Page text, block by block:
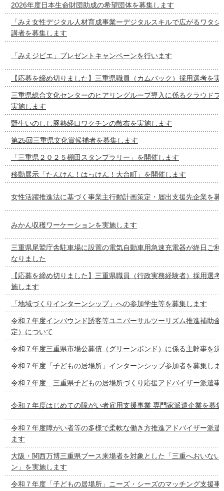
2026年度日本生命財団助成の希望団体を募集します
「みえ女性デジタル人材育成事業ーデジタルスキルで広がるワタ
講者を募集します
「みえジビエ」プレゼントキャンペーンを行います
【応募を締め切りました】三重県職員（カムバック）採用選考を実
三重県総合文化センターのヒアリングループ導入に係るクラウドフ
実施します
野生いのしし豚熱経口ワクチンの散布を実施します
第25回三重県文化賞候補者を募集します
「三重県２０２５棚田スタンプラリー」を開催します
移動展示「たんけん！はっけん！大台町」を開催します
女性活躍推進法に基づく事業主行動計画策定・届出支援先企業を募
みかん収穫ワーケーションを実施します
三重県尾鷲庁舎駐車場に設置の電気自動車用急速充電器が終日ご利
なりました
【応募を締め切りました】三重県職員（行政実務経験者）採用選
施します
「地域づくりインターンシップ」への参加学生等を募集します
令和７年度インバウンド誘客等ユニバーサルツーリズム推進補助金
定）について
令和７年度三重県市場公募債（グリーンボンド）に係る主幹事を決
令和７年度「子どもの居場所」インターンシップ参加者を募集しま
令和７年度 三重県子どもの居場所づくり応援アドバイザー派遣事
令和７年度はじめての障がい者雇用支援事業 専門家派遣企業を募
令和７年度障がい者等の多様で柔軟な働き方推進アドバイザー派遣
ます
大阪・関西万博三重県ブース来場者を対象とした「三重へおいない
ン」を実施します
令和７年度「子どもの居場所」ニーズ・シーズのマッチング支援事